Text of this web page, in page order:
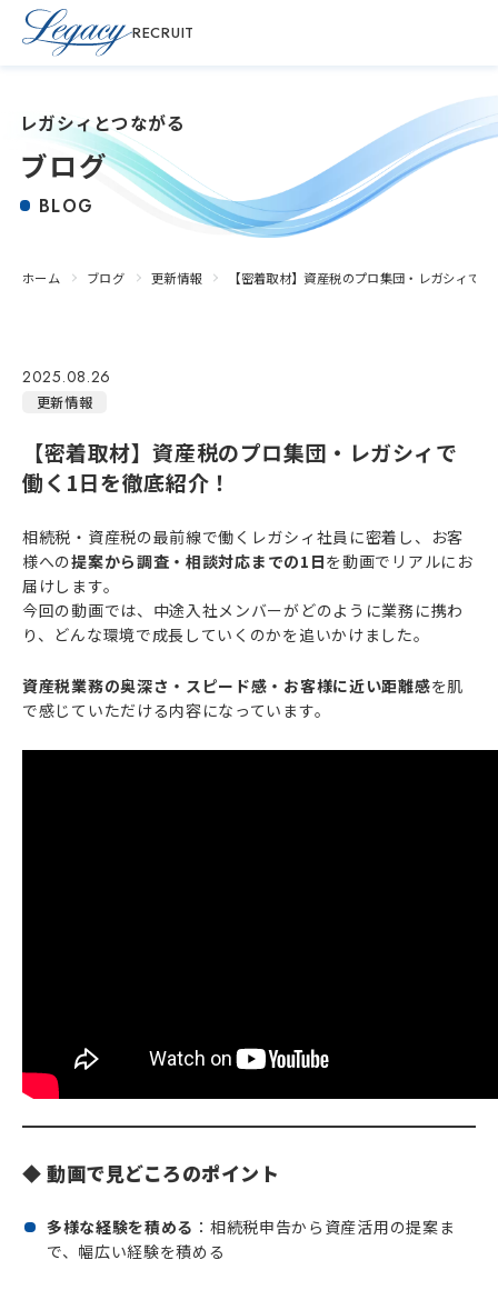
RECRUIT
レガシィとつながる
ブログ
BLOG
ホーム ブログ 更新情報 【密着取材】資産税のプロ集団・レガシィで
2025.08.26
更新情報
【密着取材】資産税のプロ集団・レガシィで
働く1日を徹底紹介！
相続税・資産税の最前線で働くレガシィ社員に密着し、お客
様への提案から調査・相談対応までの1日を動画でリアルにお
届けします。
今回の動画では、中途入社メンバーがどのように業務に携わ
り、どんな環境で成長していくのかを追いかけました。
資産税業務の奥深さ・スピード感・お客様に近い距離感を肌
で感じていただける内容になっています。
◆ 動画で見どころのポイント
多様な経験を積める ：相続税申告から資産活用の提案ま
で、幅広い経験を積める